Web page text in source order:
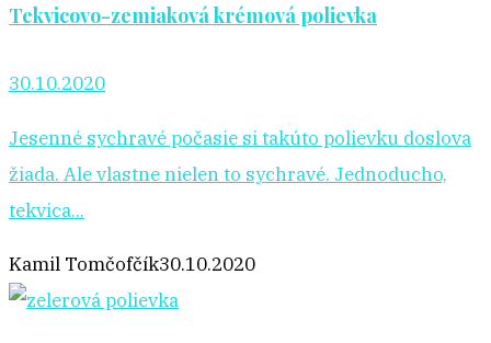
Tekvicovo-zemiaková krémová polievka
30.10.2020
Jesenné sychravé počasie si takúto polievku doslova
žiada. Ale vlastne nielen to sychravé. Jednoducho,
tekvica...
Kamil Tomčofčík30.10.2020